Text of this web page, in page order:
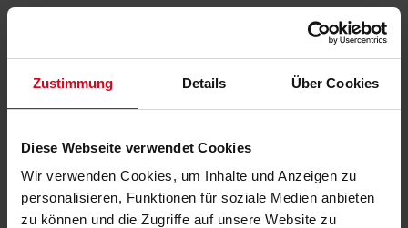
Zustimmung Details Über Cookies
Diese Webseite verwendet Cookies
Wir verwenden Cookies, um Inhalte und Anzeigen zu
personalisieren, Funktionen für soziale Medien anbieten
zu können und die Zugriffe auf unsere Website zu